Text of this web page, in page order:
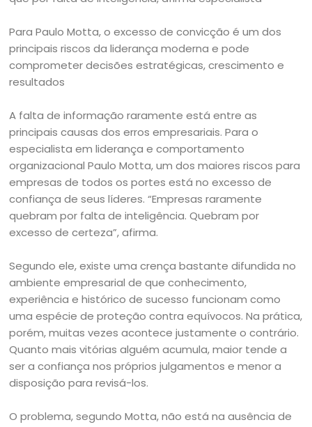
Para Paulo Motta, o excesso de convicção é um dos
principais riscos da liderança moderna e pode
comprometer decisões estratégicas, crescimento e
resultados
A falta de informação raramente está entre as
principais causas dos erros empresariais. Para o
especialista em liderança e comportamento
organizacional Paulo Motta, um dos maiores riscos para
empresas de todos os portes está no excesso de
confiança de seus líderes. “Empresas raramente
quebram por falta de inteligência. Quebram por
excesso de certeza”, afirma.
Segundo ele, existe uma crença bastante difundida no
ambiente empresarial de que conhecimento,
experiência e histórico de sucesso funcionam como
uma espécie de proteção contra equívocos. Na prática,
porém, muitas vezes acontece justamente o contrário.
Quanto mais vitórias alguém acumula, maior tende a
ser a confiança nos próprios julgamentos e menor a
disposição para revisá-los.
O problema, segundo Motta, não está na ausência de